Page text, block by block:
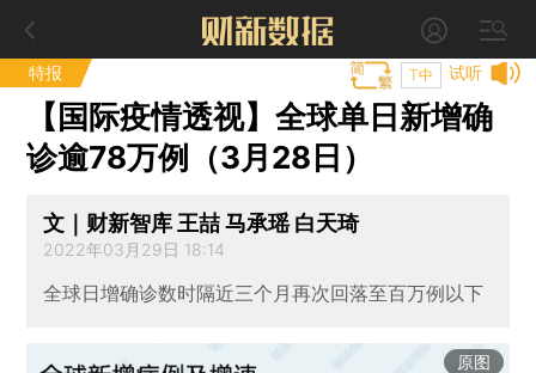
特报 试听
T中
【国际疫情透视】全球单日新增确
诊逾78万例（3月28日）
文｜财新智库 王喆 马承瑶 白天琦
2022年03月29日 18:14
全球日增确诊数时隔近三个月再次回落至百万例以下
原图